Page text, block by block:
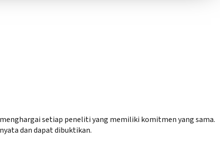
setiap peneliti yang memiliki komitmen yang sama.
dan dapat dibuktikan.